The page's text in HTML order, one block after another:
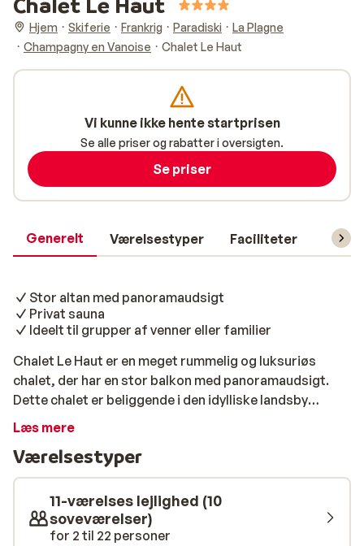
Hjem Skiferie Frankrig Paradiski
La Plagne
Champagny en Vanoise
Chalet Le Haut
Generelt Værelsestyper Faciliteter
Stor altan med panoramaudsigt
Privat sauna
Ideelt til grupper af venner eller familier
Chalet Le Haut er en meget rummelig og luksuriøs
chalet, der har en stor balkon med panoramaudsigt.
Dette chalet er beliggende i den idylliske landsby
Champagny Le Haut. Fra Champgagny Le Haut er der en
Vanoise. Dette chalet har seks soveværelser, hver med
eget badeværelse og en privat garage med plads til to
biler. Efter en aktiv dag på pisterne kan du slappe af i
saunaen, der kan rumme op til otte personer! Chalet Le
Haut er ideelt til en vintersportsferie med venner eller
Læs mere
Værelsestyper
11-værelses lejlighed (10
soveværelser)
for 2 til 22 personer
Vi kunne ikke hente startprisen
Se alle priser og rabatter i oversigten.
Se priser